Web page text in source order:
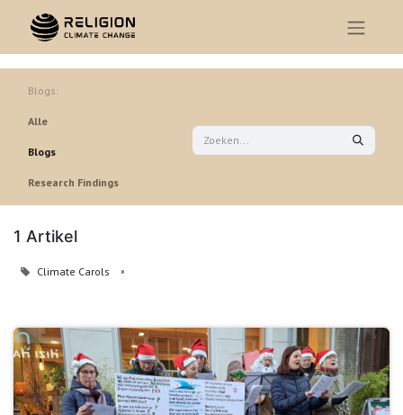
Blogs:
Alle
Blogs
Research Findings
1 Artikel
Climate Carols ×